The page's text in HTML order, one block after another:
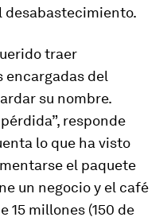
desabastecimiento.
traer
encargadas del
su nombre.
responde
lo que ha visto
el paquete
un negocio y el café
15 millones (150 de